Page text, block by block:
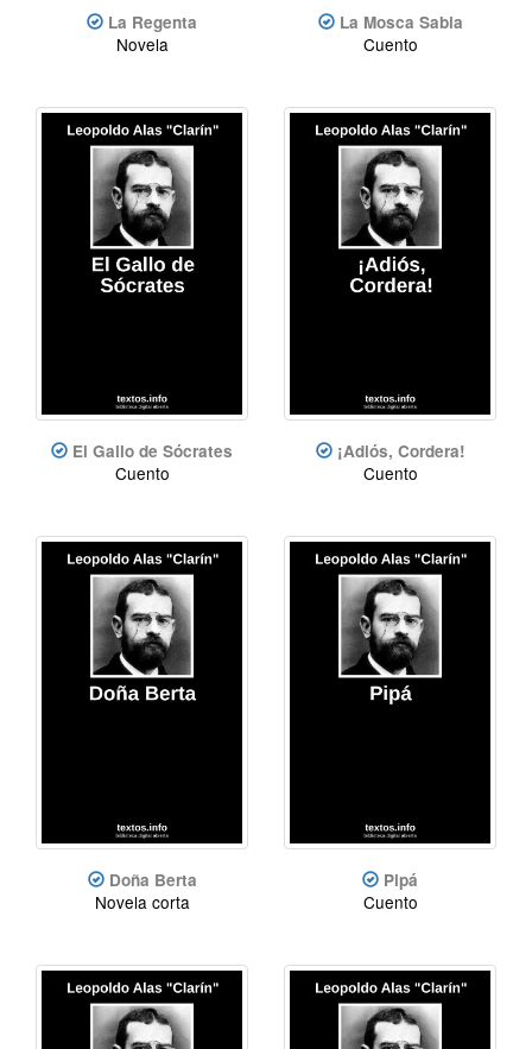
La Regenta
Novela
La Mosca Sabia
Cuento
El Gallo de Sócrates
Cuento
¡Adiós, Cordera!
Cuento
Doña Berta
Novela corta
Pipá
Cuento